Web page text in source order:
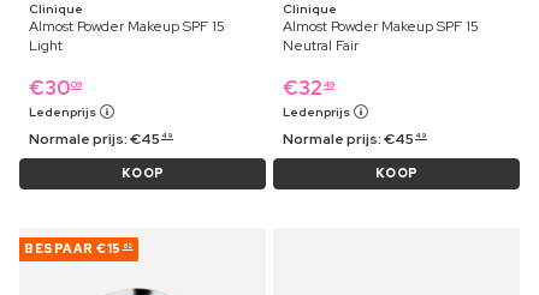
Clinique
Almost Powder Makeup SPF 15
Light
€3009
Ledenprijs
Normale prijs:€45 49
KOOP
Clinique
Almost Powder Makeup SPF 15
Neutral Fair
€32 49
Ledenprijs
Normale prijs:€45 49
KOOP
BESPAAR €15 62